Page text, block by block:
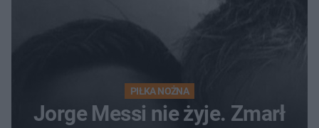
PIŁKA NOŻNA
Jorge Messi nie żyje. Zmarł